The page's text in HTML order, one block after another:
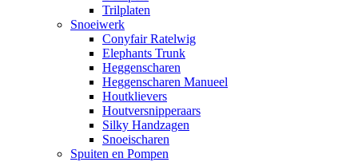
Trilplaten
Snoeiwerk
Conyfair Ratelwig
Elephants Trunk
Heggenscharen
Heggenscharen Manueel
Houtklievers
Houtversnipperaars
Silky Handzagen
Snoeischaren
Spuiten en Pompen